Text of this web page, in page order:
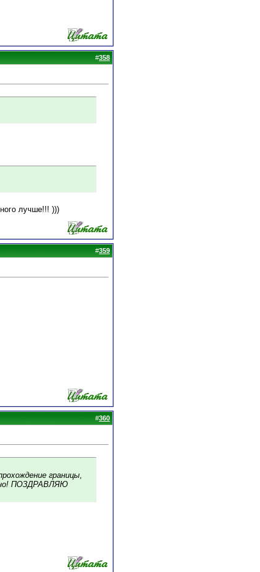
#358
лучше!!! )))
#359
#360
границы,
ПОЗДРАВЛЯЮ